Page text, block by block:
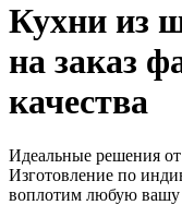
Кухни из
на заказ
качества
Идеальные решения
Изготовление по
воплотим любую вашу